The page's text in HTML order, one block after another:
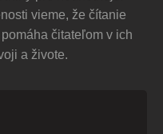
vieme, že čítanie
čitateľom v ich
a živote.